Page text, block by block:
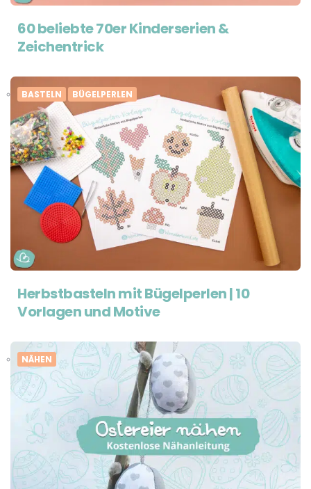
60 beliebte 70er Kinderserien &
Zeichentrick
BASTELN BÜGELPERLEN
Herbstbasteln mit Bügelperlen | 10
Vorlagen und Motive
NÄHEN